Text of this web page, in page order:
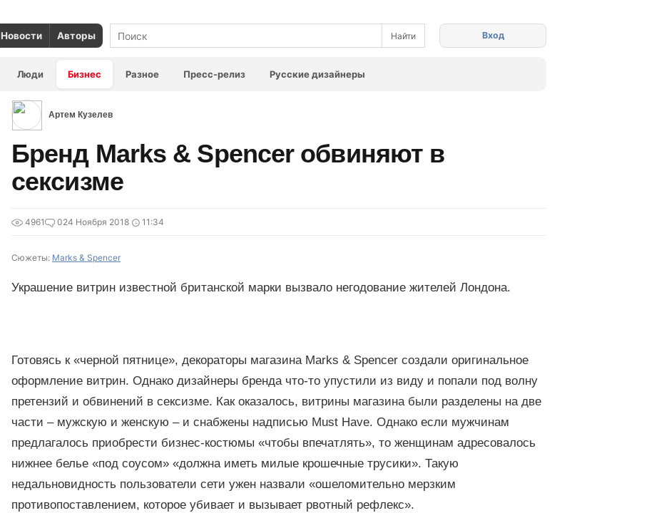
Новости Авторы
Люди Бизнес Разное Пресс-релиз Русские дизайнеры
Вход
Артем Кузелев
Бренд Marks & Spencer обвиняют в
сексизме
4961 024 Ноября 2018 11:34
Сюжеты: Marks & Spencer
Украшение витрин известной британской марки вызвало негодование жителей Лондона.
Готовясь к «черной пятнице», декораторы магазина Marks & Spencer создали оригинальное
оформление витрин. Однако дизайнеры бренда что-то упустили из виду и попали под волну
претензий и обвинений в сексизме. Как оказалось, витрины магазина были разделены на две
части – мужскую и женскую – и снабжены надписью Must Have. Однако если мужчинам
предлагалось приобрести бизнес-костюмы «чтобы впечатлять», то женщинам адресовалось
нижнее белье «под соусом» «должна иметь милые крошечные трусики». Такую
недальновидность пользователи сети ужен назвали «ошеломительно мерзким
противопоставлением, которое убивает и вызывает рвотный рефлекс».